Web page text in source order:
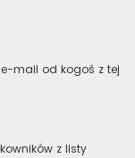
mail od kogoś z tej
z listy